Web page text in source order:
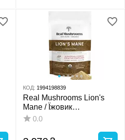
КОД: 1994198839
Real Mushrooms Lion's
Mane / Їжовик
гребінчастий органік
0.0